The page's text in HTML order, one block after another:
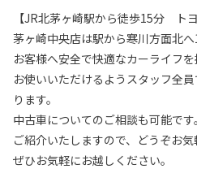
【JR北茅ヶ崎駅から徒歩15分 ト
茅ヶ崎中央店は駅から寒川方面北へ
お客様へ安全で快適なカーライフ
お使いいただけるようスタッフ全
ります。
中古車についてのご相談も可能で
ご紹介いたしますので、どうぞお気
ぜひお気軽にお越しください。